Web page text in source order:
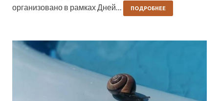
организовано в рамках Дней…
ПОДРОБНЕЕ